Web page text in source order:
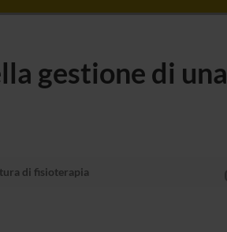
gestione di una
di fisioterapia